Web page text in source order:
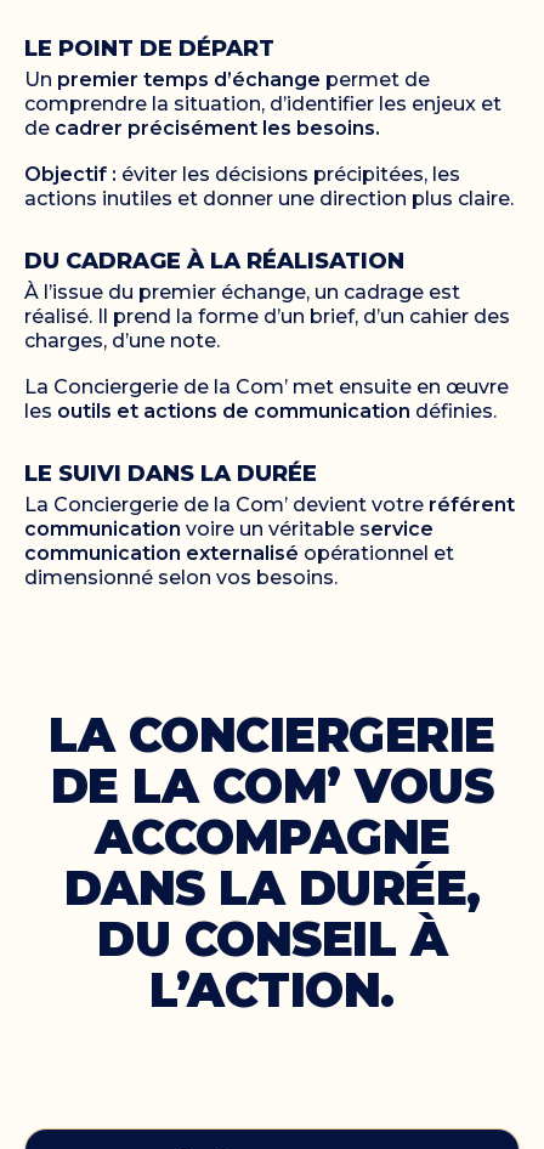
LE POINT DE DÉPART
Un premier temps d’échange permet de
comprendre la situation, d’identifier les enjeux et
de cadrer précisément les besoins.
Objectif : éviter les décisions précipitées, les
actions inutiles et donner une direction plus claire.
DU CADRAGE À LA RÉALISATION
À l’issue du premier échange, un cadrage est
réalisé. Il prend la forme d’un brief, d’un cahier des
charges, d’une note.
La Conciergerie de la Com’ met ensuite en œuvre
les outils et actions de communication définies.
LE SUIVI DANS LA DURÉE
La Conciergerie de la Com’ devient votre référent
communication voire un véritable service
communication externalisé opérationnel et
dimensionné selon vos besoins.
LA CONCIERGERIE
DE LA COM’ VOUS
ACCOMPAGNE
DANS LA DURÉE,
DU CONSEIL À
L’ACTION.